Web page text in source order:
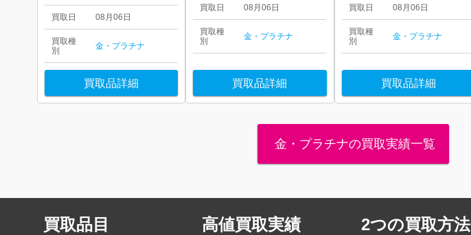
買取日 08月06日
買取種
別
金・プラチナ
買取品詳細
買取日 08月06日
買取種
別
金・プラチナ
買取品詳細
買取日 08月06日
買取種
別
金・プラチナ
買取品詳細
金・プラチナの買取実績一覧
買取品目 高値買取実績 2つの買取方法